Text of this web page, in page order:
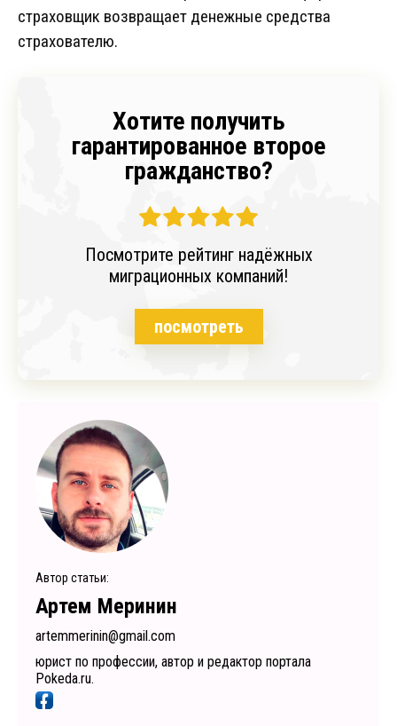
страховщик возвращает денежные средства
страхователю.
Хотите получить
гарантированное второе
гражданство?
Посмотрите рейтинг надёжных
миграционных компаний!
посмотреть
Автор статьи:
Артем Меринин
artemmerinin@gmail.com
юрист по профессии, автор и редактор портала
Pokeda.ru.